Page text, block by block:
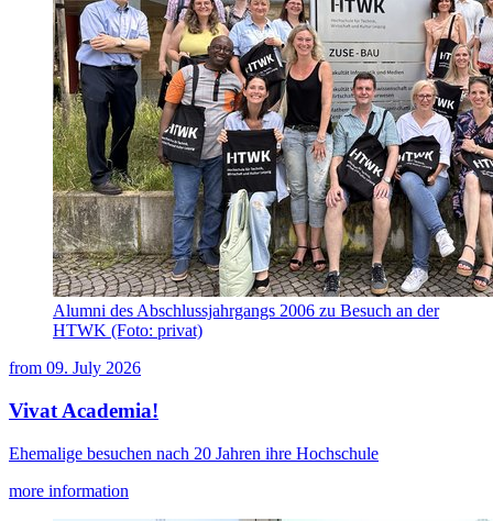
Alumni des Abschlussjahrgangs 2006 zu Besuch an der
HTWK (Foto: privat)
from 09. July 2026
Vivat Academia!
Ehemalige besuchen nach 20 Jahren ihre Hochschule
more information